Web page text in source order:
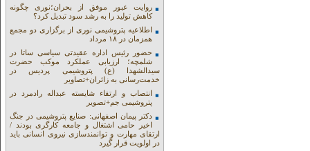
روایت عبور موفق از بحران؛نوری چگونه
کاهش تولید را به رشد سود تبدیل کرد؟
اطلاعیه پتروشیمی نوری از برگزاری دو مجمع
همزمان در ۱۸ مرداد
حضور رئیس اداره عقیدتی سیاسی ساتا در
شلمچه؛ ارزیابی عملکرد موکب حضرت
سیدالشهدا (ع) پتروشیمی پردیس در
خدمت‌رسانی به زائران+تصاویر
انتصاب و ارتقاء شایسته عبداله رادمرد در
پتروشیمی جم+تصویر
دکتر پیمان اصفهانی: صنایع پتروشیمی در جنگ
اخیر حامی اشتغال و جامعه کارگری بودند /
ارتقای مهارت و توانمندسازی نیروی انسانی باید
در اولویت قرار گیرد